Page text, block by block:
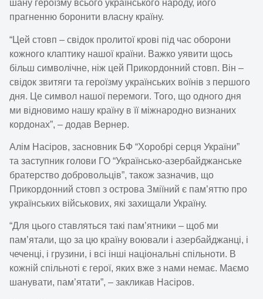
шану героїзму всього українського народу, його
прагненню боронити власну країну.
“Цей стовп – свідок пролитої крові під час оборони
кожного клаптику нашої країни. Важко уявити щось
більш символічне, ніж цей Прикордонний стовп. Він –
свідок звитяги та героїзму українських воїнів з першого
дня. Це символ нашої перемоги. Того, що одного дня
ми відновимо нашу країну в її міжнародно визнаних
кордонах”, – додав Вернер.
Алім Насіров, засновник БФ “Хоробрі серця України”
та заступник голови ГО “Українсько-азербайджанське
братерство добровольців”, також зазначив, що
Прикордонний стовп з острова Зміїний є пам’яттю про
українських військових, які захищали Україну.
“Для цього ставляться такі пам’ятники – щоб ми
пам’ятали, що за цю країну воювали і азербайджанці, і
чеченці, і грузини, і всі інші національні спільноти. В
кожній спільноті є герої, яких вже з нами немає. Маємо
шанувати, пам’ятати”, – закликав Насіров.